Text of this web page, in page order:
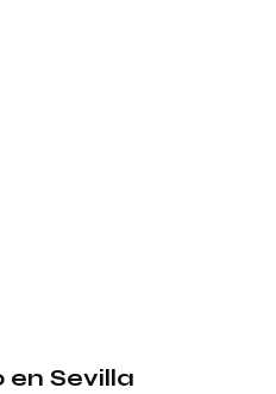
en Sevilla